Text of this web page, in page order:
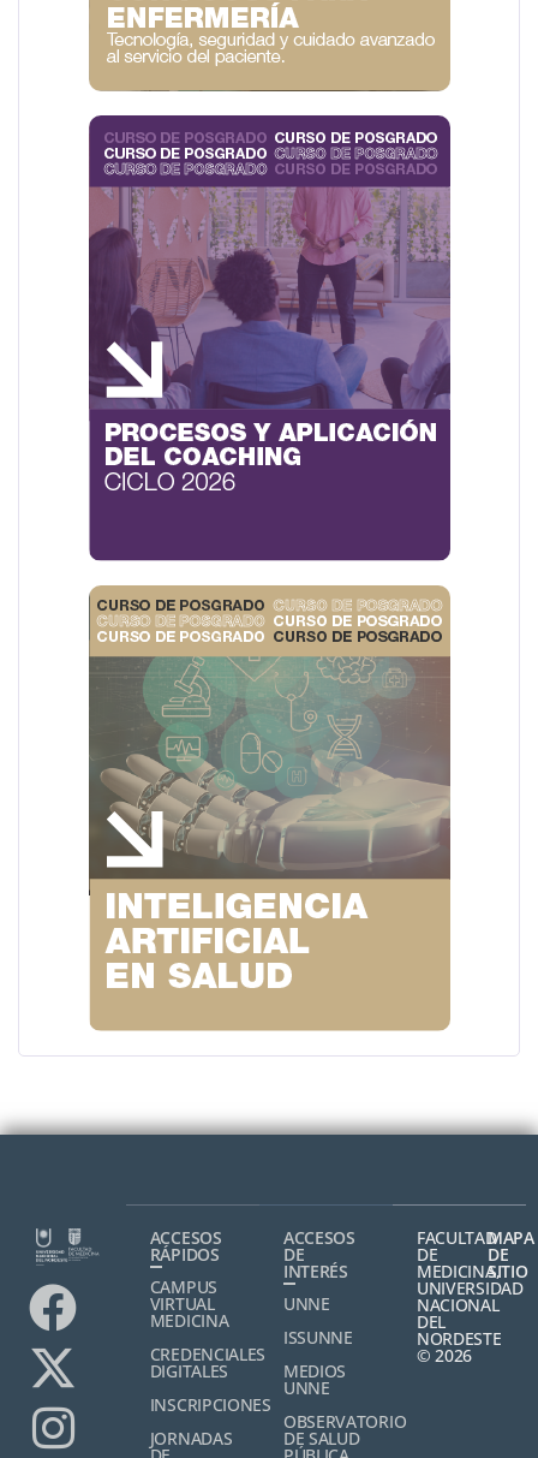
ACCESOS
RÁPIDOS
CAMPUS
VIRTUAL
MEDICINA
CREDENCIALES
DIGITALES
INSCRIPCIONES
JORNADAS
ACCESOS
DE
INTERÉS
UNNE
ISSUNNE
MEDIOS
UNNE
OBSERVATORIO
DE SALUD
FACULTAD
DE
MEDICINA,
UNIVERSIDAD
NACIONAL
DEL
NORDESTE
© 2026
MAPA
DE
SITIO